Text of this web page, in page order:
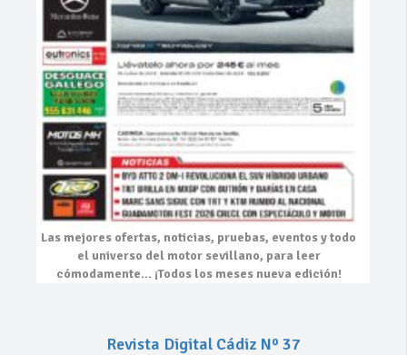
Las mejores ofertas, noticias, pruebas, eventosy todo
el universo del motor sevillano, para leer
cómodamente… ¡Todos los meses nueva edición!
Revista Digital Cádiz Nº 37